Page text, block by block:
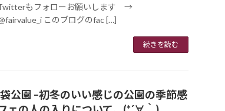
もフォローお願いします →
このブログのfac […]
続きを読む
公園 –初冬のいい感じの公園の季節感